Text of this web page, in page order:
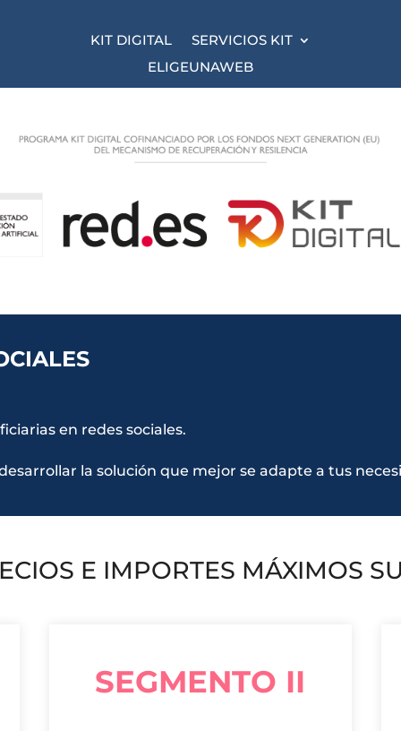
KIT DIGITAL
SERVICIOS KIT
ELIGEUNAWEB
en redes sociales.
la solución que mejor se adapte a tus
E IMPORTES MÁXIMOS
SEGMENTO II